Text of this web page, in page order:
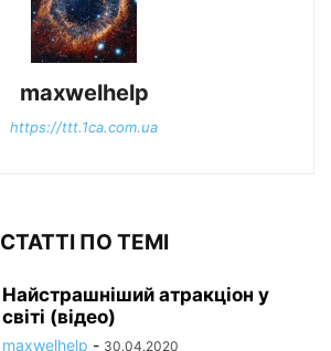
maxwelhelp
https://ttt.1ca.com.ua
СТАТТІ ПО ТЕМІ
Найстрашніший атракціон у
світі (відео)
maxwelhelp - 30.04.2020